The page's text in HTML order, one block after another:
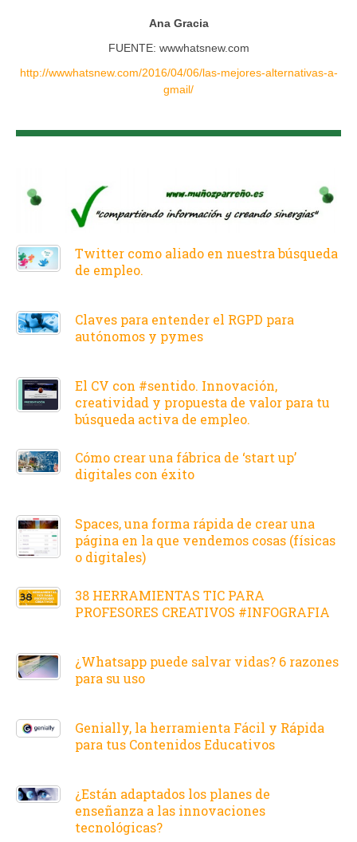
Ana Gracia
FUENTE: wwwhatsnew.com
http://wwwhatsnew.com/2016/04/06/las-mejores-alternativas-a-
gmail/
Twitter como aliado en nuestra búsqueda
de empleo.
Claves para entender el RGPD para
autónomos y pymes
El CV con #sentido. Innovación,
creatividad y propuesta de valor para tu
búsqueda activa de empleo.
Cómo crear una fábrica de ‘start up’
digitales con éxito
Spaces, una forma rápida de crear una
página en la que vendemos cosas (físicas
o digitales)
38 HERRAMIENTAS TIC PARA
PROFESORES CREATIVOS #INFOGRAFIA
¿Whatsapp puede salvar vidas? 6 razones
para su uso
Genially, la herramienta Fácil y Rápida
para tus Contenidos Educativos
¿Están adaptados los planes de
enseñanza a las innovaciones
tecnológicas?